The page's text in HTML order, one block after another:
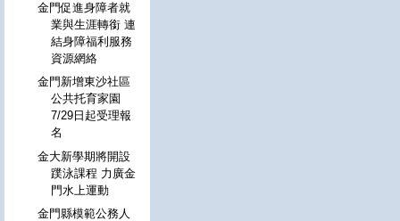
金門促進身障者就
業與生涯轉銜 連
結身障福利服務
資源網絡
金門新增東沙社區
公共托育家園
7/29日起受理報
名
金大新學期將開設
蹼泳課程 力廣金
門水上運動
金門縣模範公務人